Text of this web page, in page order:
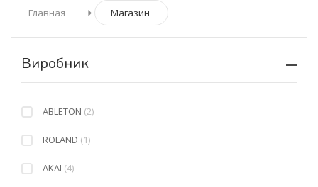
Главная Магазин
Виробник
ABLETON (2)
ROLAND (1)
AKAI (4)